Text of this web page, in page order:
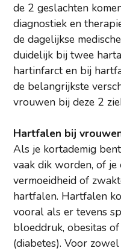
de 2 geslachten
diagnostiek en
de dagelijkse
duidelijk bij twee
hartinfarct en bij
de belangrijkste
vrouwen bij deze 2
Hartfalen bij
Als je kortademig
vaak dik worden, of
vermoeidheid of
hartfalen. Hartfalen
vooral als er tevens
bloeddruk, obesitas
(diabetes). Voor